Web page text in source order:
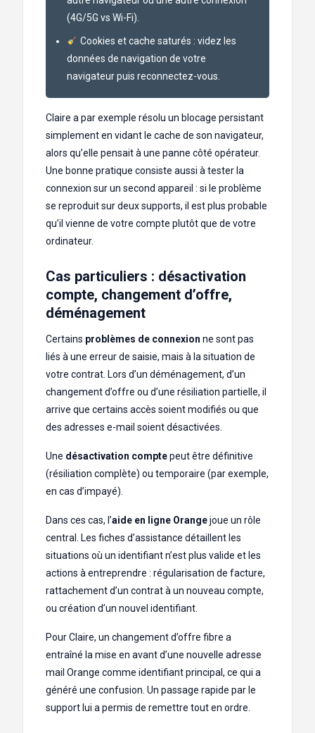
(4G/5G vs Wi-Fi).
Cookies et cache saturés : videz les
données de navigation de votre
navigateur puis reconnectez-vous.
Claire a par exemple résolu un blocage persistant
simplement en vidant le cache de son navigateur,
alors qu’elle pensait à une panne côté opérateur.
Une bonne pratique consiste aussi à tester la
connexion sur un second appareil : si le problème
se reproduit sur deux supports, il est plus probable
qu’il vienne de votre compte plutôt que de votre
ordinateur.
Cas particuliers : désactivation
compte, changement d’offre,
déménagement
Certains problèmes de connexion ne sont pas
liés à une erreur de saisie, mais à la situation de
votre contrat. Lors d’un déménagement, d’un
changement d’offre ou d’une résiliation partielle, il
arrive que certains accès soient modifiés ou que
des adresses e-mail soient désactivées.
Une désactivation comptepeut être définitive
(résiliation complète) ou temporaire (par exemple,
en cas d’impayé).
Dans ces cas, l’aide en ligne Orangejoue un rôle
central. Les fiches d’assistance détaillent les
situations où un identifiant n’est plus valide et les
actions à entreprendre : régularisation de facture,
rattachement d’un contrat à un nouveau compte,
ou création d’un nouvel identifiant.
Pour Claire, un changement d’offre fibre a
entraîné la mise en avant d’une nouvelle adresse
mail Orange comme identifiant principal, ce qui a
généré une confusion. Un passage rapide par le
support lui a permis de remettre tout en ordre.